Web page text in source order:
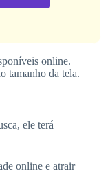
online.
tamanho da tela.
ele terá
online e atrair